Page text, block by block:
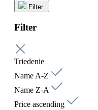
Filter
Filter
Triedenie
Name A-Z
Name Z-A
Price ascending